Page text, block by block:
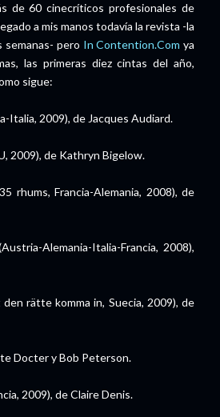
de 60 cinecríticos profesionales de
a mis manos todavía la revista -la
semanas- pero In Contention.Com ya
las primeras diez cintas del año,
sigue:
Italia, 2009), de Jacques Audiard.
2009), de Kathryn Bigelow.
rhums, Francia-Alemania, 2008), de
Alemania-Italia-Francia, 2008),
den rätte komma in, Suecia, 2009), de
Docter y Bob Peterson.
2009), de Claire Denis.